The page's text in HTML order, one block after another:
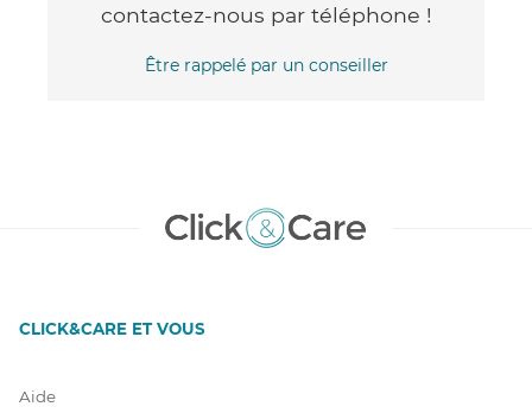
contactez-nous par téléphone !
Être rappelé par un conseiller
CLICK&CARE ET VOUS
Aide